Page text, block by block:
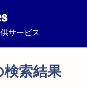
サービス
検索結果